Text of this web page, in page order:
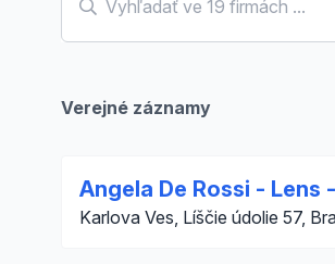
Verejné záznamy
Angela De Rossi - Lens
Karlova Ves, Líščie údolie 57,